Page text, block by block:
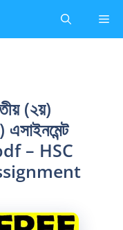
(২য়)
– HSC